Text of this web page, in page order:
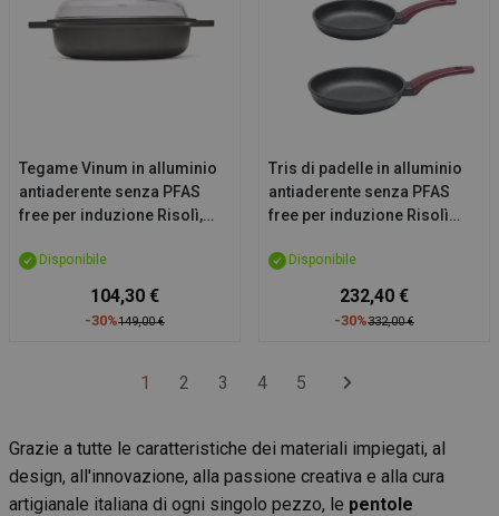
Tegame Vinum in alluminio
antiaderente senza PFAS
free per induzione Risolì,
Disponibile
104,30 €
149,00 €
-30%
Tris di padelle in alluminio
antiaderente senza PFAS
free per induzione Risolì
Disponibile
232,40 €
332,00 €
-30%
1 2 3 4 5
Grazie a tutte le caratteristiche dei materiali impiegati, al
design, all'innovazione, alla passione creativa e alla cura
artigianale italiana di ogni singolo pezzo, le pentole